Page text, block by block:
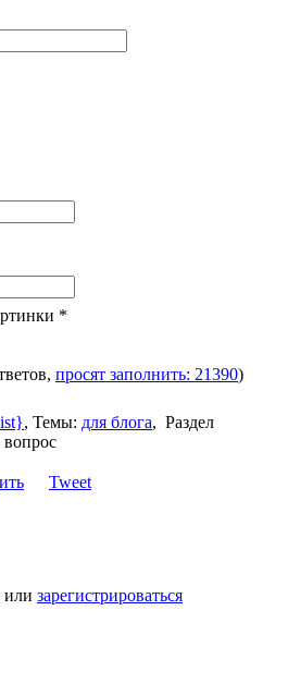
*
просят заполнить: 21390)
, Темы: для блога, Раздел
вопрос
Tweet
или зарегистрироваться